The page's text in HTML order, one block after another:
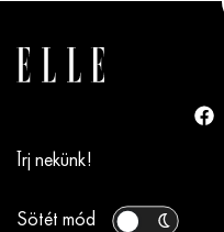
Írj nekünk!
Sötét mód